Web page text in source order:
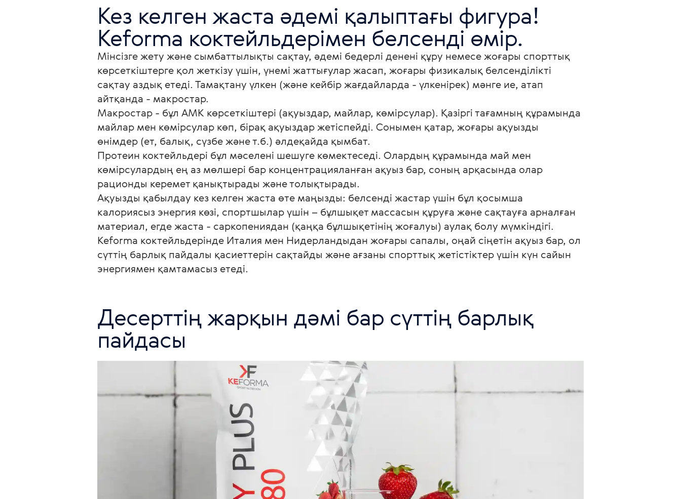
Кез келген жаста әдемі қалыптағы фигура!
Keforma коктейльдерімен белсенді өмір.
Мінсізге жету және сымбаттылықты сақтау, әдемі бедерлі денені құру немесе жоғары спорттық
көрсеткіштерге қол жеткізу үшін, үнемі жаттығулар жасап, жоғары физикалық белсенділікті
сақтау аздық етеді. Тамақтану үлкен (және кейбір жағдайларда - үлкенірек) мәнге ие, атап
айтқанда - макростар.
Макростар - бұл АМК көрсеткіштері (ақуыздар, майлар, көмірсулар). Қазіргі тағамның құрамында
майлар мен көмірсулар көп, бірақ ақуыздар жетіспейді. Сонымен қатар, жоғары ақуызды
өнімдер (ет, балық, сүзбе және т.б.) әлдеқайда қымбат.
Протеин коктейльдері бұл мәселені шешуге көмектеседі. Олардың құрамында май мен
көмірсулардың ең аз мөлшері бар концентрацияланған ақуыз бар, соның арқасында олар
рационды керемет қанықтырады және толықтырады.
Ақуызды қабылдау кез келген жаста өте маңызды: белсенді жастар үшін бұл қосымша
калориясыз энергия көзі, спортшылар үшін – бұлшықет массасын құруға және сақтауға арналған
материал, егде жаста - саркопениядан (қаңқа бұлшықетінің жоғалуы) аулақ болу мүмкіндігі.
Keforma коктейльдерінде Италия мен Нидерландыдан жоғары сапалы, оңай сіңетін ақуыз бар, ол
сүттің барлық пайдалы қасиеттерін сақтайды және ағзаны спорттық жетістіктер үшін күн сайын
энергиямен қамтамасыз етеді.
Десерттің жарқын дәмі бар сүттің барлық
пайдасы